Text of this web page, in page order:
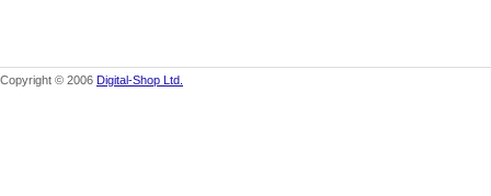
Copyright © 2006 Digital-Shop Ltd.